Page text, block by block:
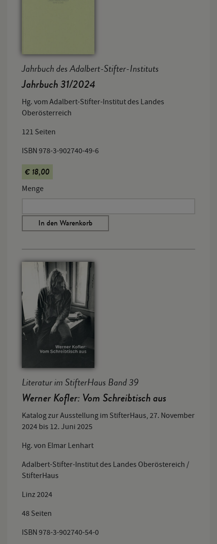
Jahrbuch des Adalbert-Stifter-Instituts
Jahrbuch 31/2024
Hg. vom Adalbert-Stifter-Institut des Landes
Oberösterreich
121 Seiten
ISBN 978-3-902740-49-6
€ 18,00
Menge
In den Warenkorb
Literatur im StifterHaus Band 39
Werner Kofler: Vom Schreibtisch aus
Katalog zur Ausstellung im StifterHaus, 27. November
2024 bis 12. Juni 2025
Hg. von Elmar Lenhart
Adalbert-Stifter-Institut des Landes Oberöstereich /
StifterHaus
Linz 2024
48 Seiten
ISBN 978-3-902740-54-0